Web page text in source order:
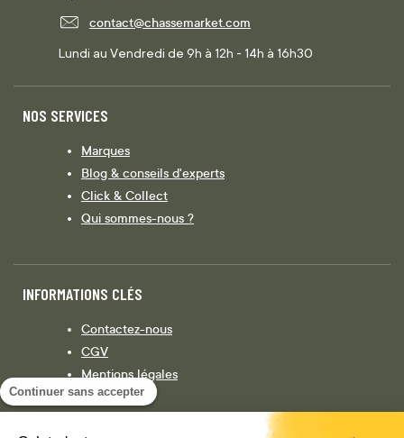
Continuer sans accepter
contact@chassemarket.com
Lundi au Vendredi de 9h à 12h - 14h à 16h30
NOS SERVICES
Marques
Blog & conseils d'experts
Click & Collect
Qui sommes-nous ?
INFORMATIONS CLÉS
Contactez-nous
CGV
Mentions légales
Législation